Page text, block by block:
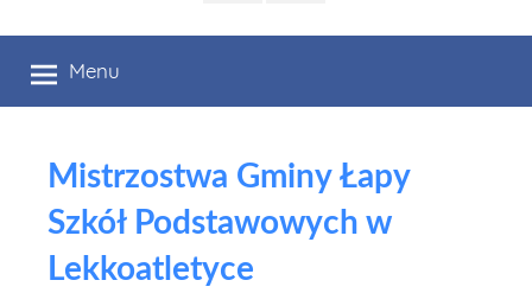
Menu
Mistrzostwa Gminy Łapy
Szkół Podstawowych w
Lekkoatletyce